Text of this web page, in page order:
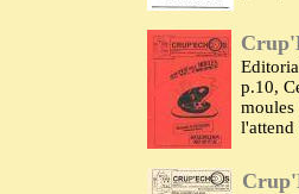
p.10,
l'attend